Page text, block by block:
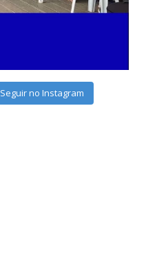
Seguir no Instagram